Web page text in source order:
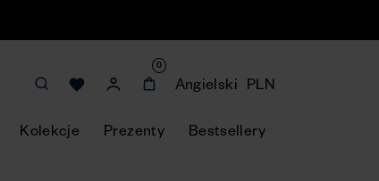
0
Angielski PLN
Kolekcje Prezenty Bestsellery